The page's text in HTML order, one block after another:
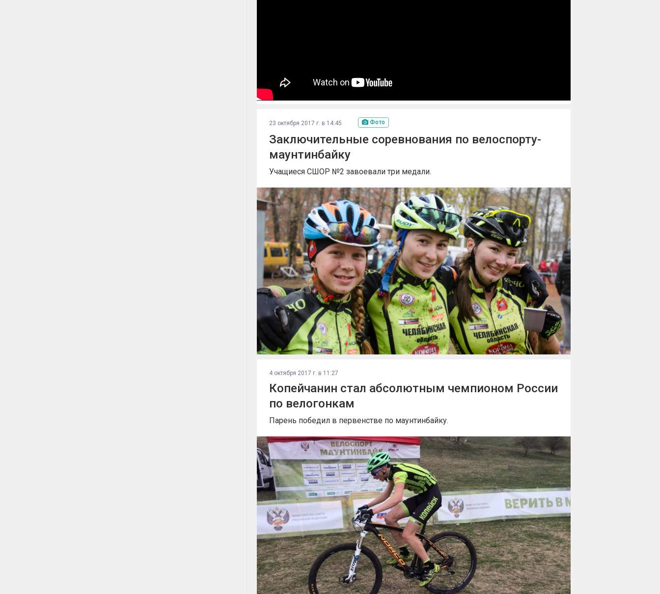
23 октября 2017 г. в 14:45 Фото
Заключительные соревнования по велоспорту-
маунтинбайку
Учащиеся СШОР №2 завоевали три медали.
4 октября 2017 г. в 11:27
Копейчанин стал абсолютным чемпионом России
по велогонкам
Парень победил в первенстве по маунтинбайку.